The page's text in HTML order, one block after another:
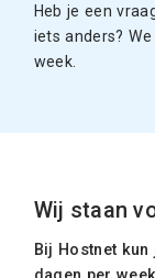
Heb je een
iets anders?
week.
Wij staan
Bij Hostnet